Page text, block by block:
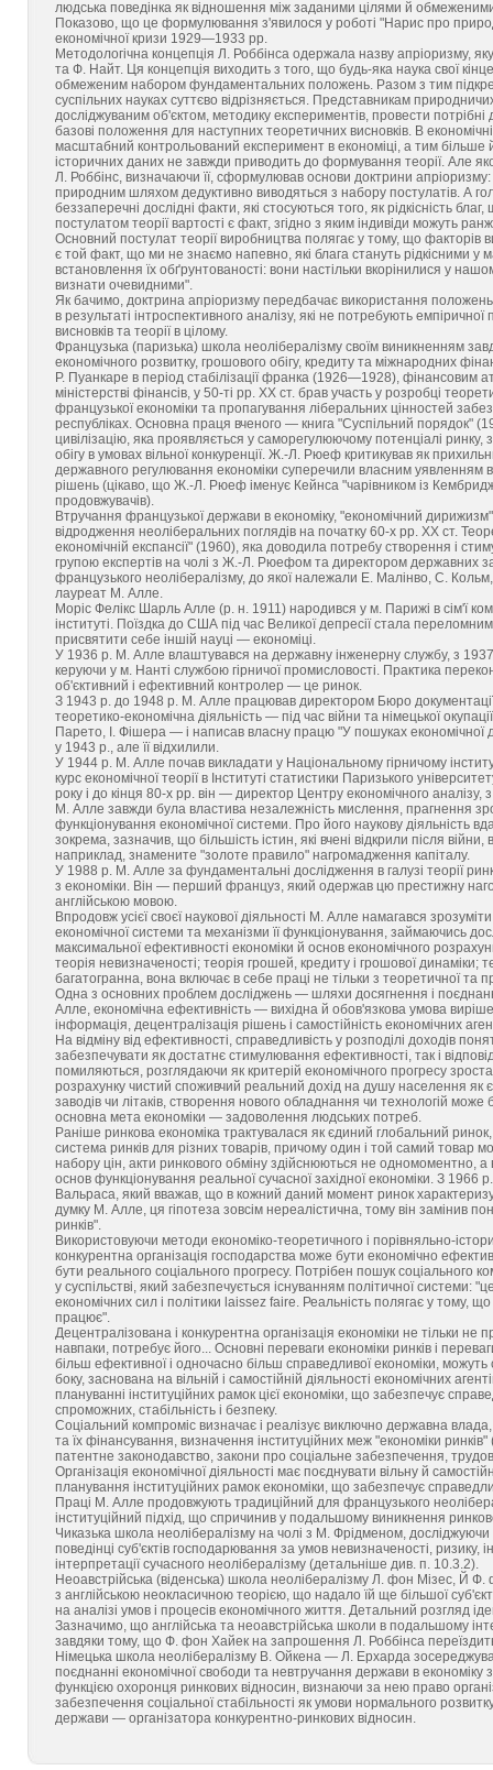
людська поведінка як відношення між заданими цілями й
Показово, що це формулювання з'явилося у роботі "Нарис про
економічної кризи 1929—1933 pp.
Методологічна концепція Л. Роббінса одержала назву апріоризму,
та Ф. Найт. Ця концепція виходить з того, що будь-яка наука свої
обмеженим набором фундаментальних положень. Разом з тим
суспільних науках суттєво відрізняється. Представникам
досліджуваним об'єктом, методику експериментів, провести
базові положення для наступних теоретичних висновків. В
масштабний контрольований експеримент в економіці, а тим
історичних даних не завжди приводить до формування теорії. Але
Л. Роббінс, визначаючи її, сформулював основи доктрини апріоризму:
природним шляхом дедуктивно виводяться з набору постулатів. А
беззаперечні дослідні факти, які стосуються того, як рідкісність
постулатом теорії вартості є факт, згідно з яким індивіди можуть
Основний постулат теорії виробництва полягає у тому, що факторів
є той факт, що ми не знаємо напевно, які блага стануть рідкісними
встановлення їх обґрунтованості: вони настільки вкорінилися у
визнати очевидними".
Як бачимо, доктрина апріоризму передбачає використання
в результаті інтроспективного аналізу, які не потребують
висновків та теорії в цілому.
Французька (паризька) школа неолібералізму своїм виникненням
економічного розвитку, грошового обігу, кредиту та міжнародних
Р. Пуанкаре в період стабілізації франка (1926—1928), фінансовим
міністерстві фінансів, у 50-ті pp. XX ст. брав участь у розробці
французької економіки та пропагування ліберальних цінностей
республіках. Основна праця вченого — книга "Суспільний порядок"
цивілізацію, яка проявляється у саморегулюючому потенціалі
обігу в умовах вільної конкуренції. Ж.-Л. Рюеф критикував як
державного регулювання економіки суперечили власним уявленням
рішень (цікаво, що Ж.-Л. Рюеф іменує Кейнса "чарівником із
продовжувачів).
Втручання французької держави в економіку, "економічний
відродження неоліберальних поглядів на початку 60-х pp. XX ст.
економічній експансії" (1960), яка доводила потребу створення і
групою експертів на чолі з Ж.-Л. Рюефом та директором
французького неолібералізму, до якої належали Е. Малінво, С.
лауреат М. Алле.
Моріс Фелікс Шарль Алле (р. н. 1911) народився у м. Парижі в сім'ї
інституті. Поїздка до США під час Великої депресії стала
присвятити себе іншій науці — економіці.
У 1936 p. M. Алле влаштувався на державну інженерну службу, з
керуючи у м. Нанті службою гірничої промисловості. Практика
об'єктивний і ефективний контролер — це ринок.
З 1943 р. до 1948 р. М. Алле працював директором Бюро документації
теоретико-економічна діяльність — під час війни та німецької
Парето, І. Фішера — і написав власну працю "У пошуках економічної
у 1943 p., але її відхилили.
У 1944 p. M. Алле почав викладати у Національному гірничому
курс економічної теорії в Інституті статистики Паризького
року і до кінця 80-х pp. він — директор Центру економічного
М. Алле завжди була властива незалежність мислення, прагнення
функціонування економічної системи. Про його наукову діяльність
зокрема, зазначив, що більшість істин, які вчені відкрили після
наприклад, знамените "золоте правило" нагромадження капіталу.
У 1988 p. M. Алле за фундаментальні дослідження в галузі теорії
з економіки. Він — перший француз, який одержав цю престижну
англійською мовою.
Впродовж усієї своєї наукової діяльності М. Алле намагався
економічної системи та механізми її функціонування, займаючись
максимальної ефективності економіки й основ економічного
теорія невизначеності; теорія грошей, кредиту і грошової динаміки;
багатогранна, вона включає в себе праці не тільки з теоретичної та
Одна з основних проблем досліджень — шляхи досягнення і
Алле, економічна ефективність — вихідна й обов'язкова умова
інформація, децентралізація рішень і самостійність економічних
На відміну від ефективності, справедливість у розподілі доходів
забезпечувати як достатнє стимулювання ефективності, так і
помиляються, розглядаючи як критерій економічного прогресу
розрахунку чистий споживчий реальний дохід на душу населення
заводів чи літаків, створення нового обладнання чи технологій
основна мета економіки — задоволення людських потреб.
Раніше ринкова економіка трактувалася як єдиний глобальний
система ринків для різних товарів, причому один і той самий товар
набору цін, акти ринкового обміну здійснюються не одномоментно,
основ функціонування реальної сучасної західної економіки. З 1966
Вальраса, який вважав, що в кожний даний момент ринок
думку М. Алле, ця гіпотеза зовсім нереалістична, тому він замінив
ринків".
Використовуючи методи економіко-теоретичного і порівняльно-
конкурентна організація господарства може бути економічно
бути реального соціального прогресу. Потрібен пошук соціального
у суспільстві, який забезпечується існуванням політичної системи:
економічних сил і політики laissez faire. Реальність полягає у тому,
працює".
Децентралізована і конкурентна організація економіки не тільки не
навпаки, потребує його... Основні переваги економіки ринків і
більш ефективної і одночасно більш справедливої економіки, можуть
боку, заснована на вільній і самостійній діяльності економічних
плануванні інституційних рамок цієї економіки, що забезпечує
спроможних, стабільність і безпеку.
Соціальний компроміс визначає і реалізує виключно державна
та їх фінансування, визначення інституційних меж "економіки
патентне законодавство, закони про соціальне забезпечення,
Організація економічної діяльності має поєднувати вільну й
планування інституційних рамок економіки, що забезпечує
Праці М. Алле продовжують традиційний для французького
інституційний підхід, що спричинив у подальшому виникнення
Чиказька школа неолібералізму на чолі з М. Фрідменом,
поведінці суб'єктів господарювання за умов невизначеності,
інтерпретації сучасного неолібералізму (детальніше див. п. 10.3.2).
Неоавстрійська (віденська) школа неолібералізму Л. фон Мізес, Й
з англійською неокласичною теорією, що надало їй ще більшої
на аналізі умов і процесів економічного життя. Детальний розгляд
Зазначимо, що англійська та неоавстрійська школи в подальшому
завдяки тому, що Ф. фон Хайек на запрошення Л. Роббінса
Німецька школа неолібералізму В. Ойкена — Л. Ерхарда
поєднанні економічної свободи та невтручання держави в
функцією охоронця ринкових відносин, визнаючи за нею право
забезпечення соціальної стабільності як умови нормального
держави — організатора конкурентно-ринкових відносин.